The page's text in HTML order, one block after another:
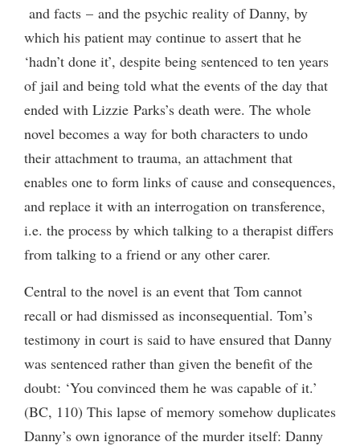
and facts – and the psychic reality of Danny, by
which his patient may continue to assert that he
‘hadn’t done it’, despite being sentenced to ten years
of jail and being told what the events of the day that
ended with Lizzie Parks’s death were. The whole
novel becomes a way for both characters to undo
their attachment to trauma, an attachment that
enables one to form links of cause and consequences,
and replace it with an interrogation on transference,
i.e. the process by which talking to a therapist differs
from talking to a friend or any other carer.
Central to the novel is an event that Tom cannot
recall or had dismissed as inconsequential. Tom’s
testimony in court is said to have ensured that Danny
was sentenced rather than given the benefit of the
doubt: ‘You convinced them he was capable of it.’
(BC, 110) This lapse of memory somehow duplicates
Danny’s own ignorance of the murder itself: Danny